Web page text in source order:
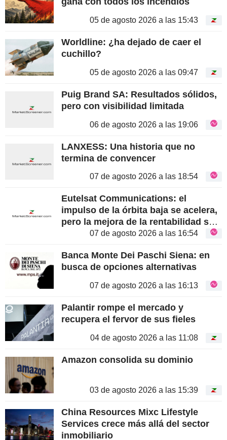
05 de agosto 2026 a las 15:43
Worldline: ¿ha dejado de caer el
cuchillo?
05 de agosto 2026 a las 09:47
Puig Brand SA: Resultados sólidos,
pero con visibilidad limitada
06 de agosto 2026 a las 19:06
LANXESS: Una historia que no
termina de convencer
07 de agosto 2026 a las 18:54
Eutelsat Communications: el
impulso de la órbita baja se acelera,
pero la mejora de la rentabilidad se
retrasa07 de agosto 2026 a las 16:54
Banca Monte Dei Paschi Siena: en
busca de opciones alternativas
07 de agosto 2026 a las 16:13
Palantir rompe el mercado y
recupera el fervor de sus fieles
04 de agosto 2026 a las 11:08
Amazon consolida su dominio
03 de agosto 2026 a las 15:39
China Resources Mixc Lifestyle
Services crece más allá del sector
inmobiliario